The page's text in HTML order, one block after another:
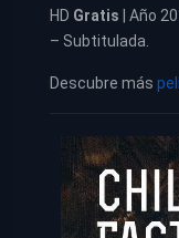
HD Gratis | Año
– Subtitulada.
Descubre más